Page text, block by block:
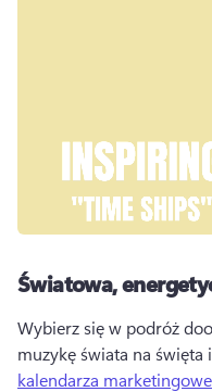
Światowa,
Wybierz się w podróż
muzykę świata na
kalendarza